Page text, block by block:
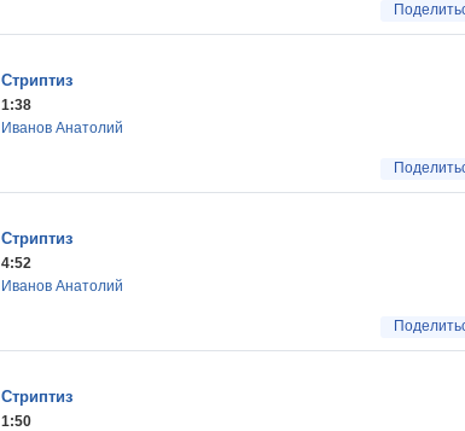
Стриптиз
1:38
Иванов Анатолий
Стриптиз
4:52
Иванов Анатолий
Стриптиз
1:50